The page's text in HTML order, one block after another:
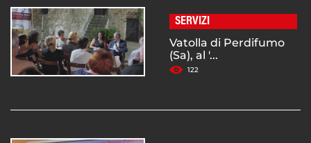
SERVIZI
Vatolla di Perdifumo
(Sa), al '...
122